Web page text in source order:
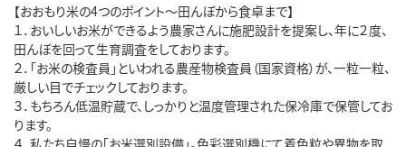
【おおもり米の4つのポイント～田んぼから食卓まで】
１．おいしいお米ができるよう農家さんに施肥設計を提案し、年に２度、
田んぼを回って生育調査をしております。
２．「お米の検査員」といわれる農産物検査員（国家資格）が、一粒一粒、
厳しい目でチェックしております。
３．もちろん低温貯蔵で、しっかりと温度管理された保冷庫で保管してお
ります。
４．私たち自慢の「お米選別設備」。色彩選別機にて着色粒や異物を取